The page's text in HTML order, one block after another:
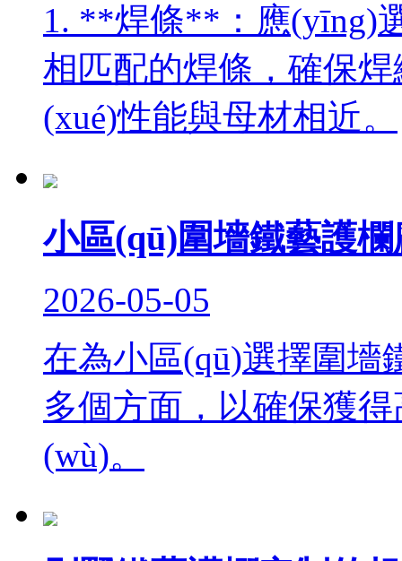
1. **焊條**：應(yīng)
相匹配的焊條，確保
(xué)性能與母材相近。
小區(qū)圍墻鐵藝護
2026-05-05
在為小區(qū)選擇圍墻
多個方面，以確保獲
(wù)。